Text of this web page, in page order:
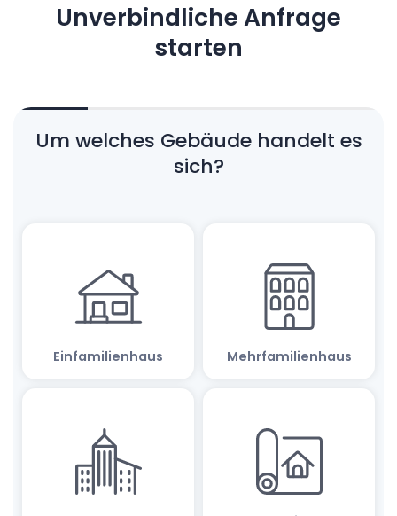
Unverbindliche Anfrage
starten